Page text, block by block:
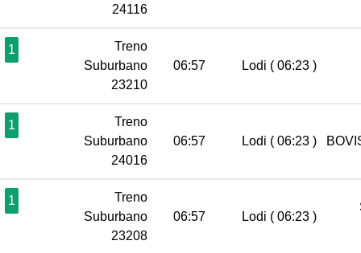
24116
1
Treno
Suburbano
23210
06:57 Lodi ( 06:23 )
1
Treno
Suburbano
24016
06:57 Lodi ( 06:23 )
1
Treno
Suburbano
23208
06:57 Lodi ( 06:23 )